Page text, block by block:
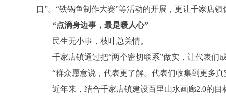
口”。“铁锅鱼制作大赛”等活动的开展，更让千家店镇
“点滴身边事，最是暖人心”
民生无小事，枝叶总关情。
千家店镇通过把“两个密切联系”做实，让代表们成
“群众愿意说，代表更了解。代表们收集到更多真
近年来，结合千家店镇建设百里山水画廊2.0的目